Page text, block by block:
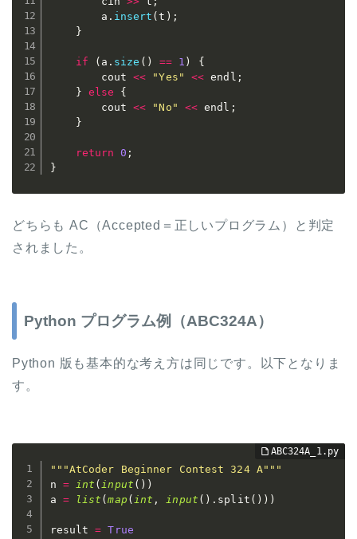
		a
. insert (t ) ;
}
if ( a . size ( ) == 1 )
{
		cout
<< "Yes" << endl ;
} else
{
		cout
<< "No" << endl ;
}
return 0 ;
}
どちらも AC（Accepted＝正しいプログラム）と判定
されました。
Python プログラム例（ABC324A）
Python 版も基本的な考え方は同じです。以下となりま
す。
"""AtCoder Beginner Contest 324 A"""
n = int ( input ( ) )
a = list (map ( int , input ( ) . split ( ) ) )
result = True